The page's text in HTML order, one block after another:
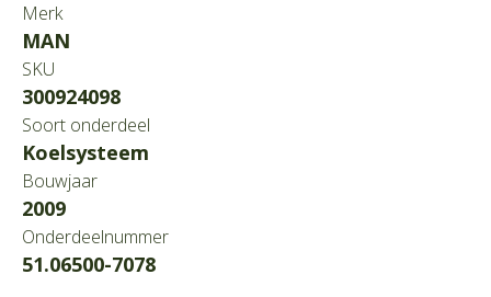
Merk
MAN
SKU
300924098
Soort onderdeel
Koelsysteem
Bouwjaar
2009
Onderdeelnummer
51.06500-7078